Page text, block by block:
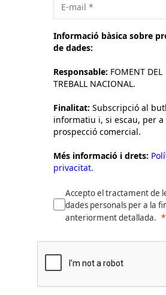
Informació bàsica sobre
de dades:
Responsable: FOMENT DEL
TREBALL NACIONAL.
Finalitat: Subscripció al
informatiu i, si escau, per a
prospecció comercial.
Més informació i drets:
privacitat.
Accepto el tractament de
dades personals per a la
anteriorment detallada.